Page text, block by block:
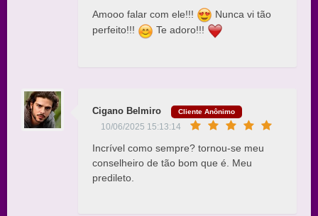
Amooo falar com ele!!!
Nunca vi tão
perfeito!!!
Te adoro!!!
Cigano Belmiro Cliente Anônimo
10/06/2025 15:13:14
Incrível como sempre? tornou-se meu
conselheiro de tão bom que é. Meu
predileto.